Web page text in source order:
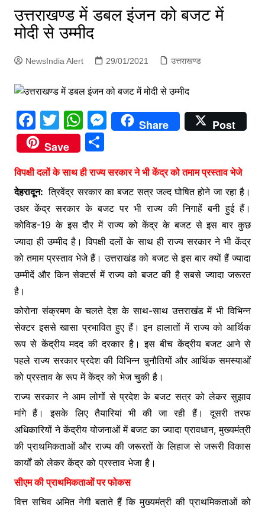
उत्तराखण्ड में डबल इंजन को बजट में
मोदी से उम्मीद
NewsIndia Alert 29/01/2021 उत्तराखण्ड
F
a
c
e
b
o
o
k
T
w
itt
er
W
h
at
s
A
p
p
M
e
s
e
n
g
er
Share
Post
Save
S
ar
e
विपक्षी दलों के साथ ही राज्य सरकार ने भी केंद्र को तमाम प्रस्ताव भेजे
देहरादून: त्रिवेंद्र सरकार का बजट सत्र जल्द घोषित होने जा रहा है।
उधर केंद्र सरकार के बजट पर भी राज्य की निगाहें बनी हुई हैं।
कोविड-19 के इस दौर में राज्य को केंद्र के बजट से इस बार कुछ
ज्यादा ही उम्मीद है। विपक्षी दलों के साथ ही राज्य सरकार ने भी केंद्र
को तमाम प्रस्ताव भेजे हैं। उत्तराखंड को बजट से इस बार क्यों हैं ज्यादा
उम्मीदें और किन सेक्टर्स में राज्य को बजट की है सबसे ज्यादा जरूरत
है।
कोरोना संक्रमण के चलते देश के साथ-साथ उत्तराखंड में भी विभिन्न
सेक्टर इससे खासा प्रभावित हुए हैं। इन हालातों में राज्य को आर्थिक
रूप से केंद्रीय मदद की दरकार है। इस बीच केंद्रीय बजट आने से
पहले राज्य सरकार प्रदेश की विभिन्न चुनौतियों और आर्थिक समस्याओं
को प्रस्ताव के रूप में केंद्र को भेज चुकी है।
राज्य सरकार ने आम लोगों से प्रदेश के बजट सत्र को लेकर सुझाव
मांगे हैं। इसके लिए तैयारियां भी की जा रही हैं। दूसरी तरफ
अधिकारियों ने केंद्रीय योजनाओं में बजट का ज्यादा प्रावधान, मुख्यमंत्री
की प्राथमिकताओं और राज्य की जरूरतों के लिहाज से जरूरी विकास
कार्यों को लेकर केंद्र को प्रस्ताव भेजा है।
सीएम की प्राथमिकताओं पर फोकस
वित्त सचिव अमित नेगी बताते हैं कि मुख्यमंत्री की प्राथमिकताओं को